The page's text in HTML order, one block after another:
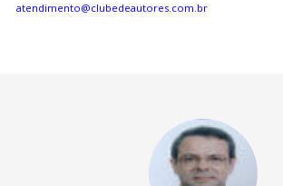
atendimento@clubedeautores.com.br